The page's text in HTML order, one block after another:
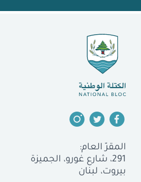
المقرّ العام:
291، شارع غورو، الجميزة
بيروت، لبنان